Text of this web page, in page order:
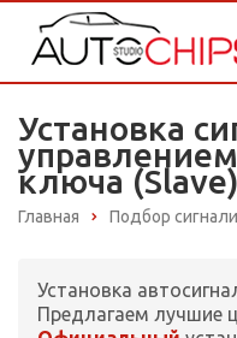
Установка
ключа
Главная Подбор
Установка
Предлагаем лучшие